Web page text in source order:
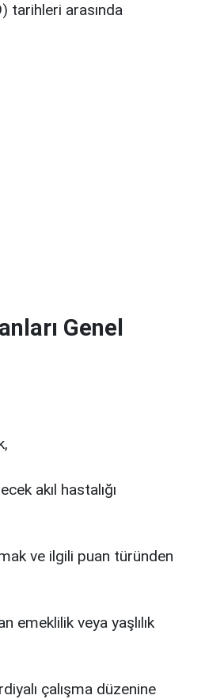
tarihleri arasında
Genel
akıl hastalığı
ve ilgili puan türünden
emeklilik veya yaşlılık
çalışma düzenine